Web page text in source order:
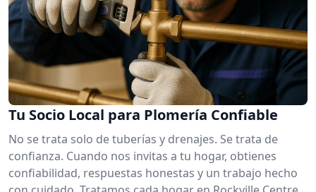
Tu Socio Local para Plomería Confiable
No se trata solo de tuberías y drenajes. Se trata de
confianza. Cuando nos invitas a tu hogar, obtienes
confiabilidad, respuestas honestas y un trabajo hecho